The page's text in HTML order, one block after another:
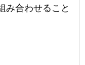
み合わせること